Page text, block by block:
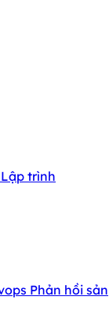
Lập trình
Phản hồi sản